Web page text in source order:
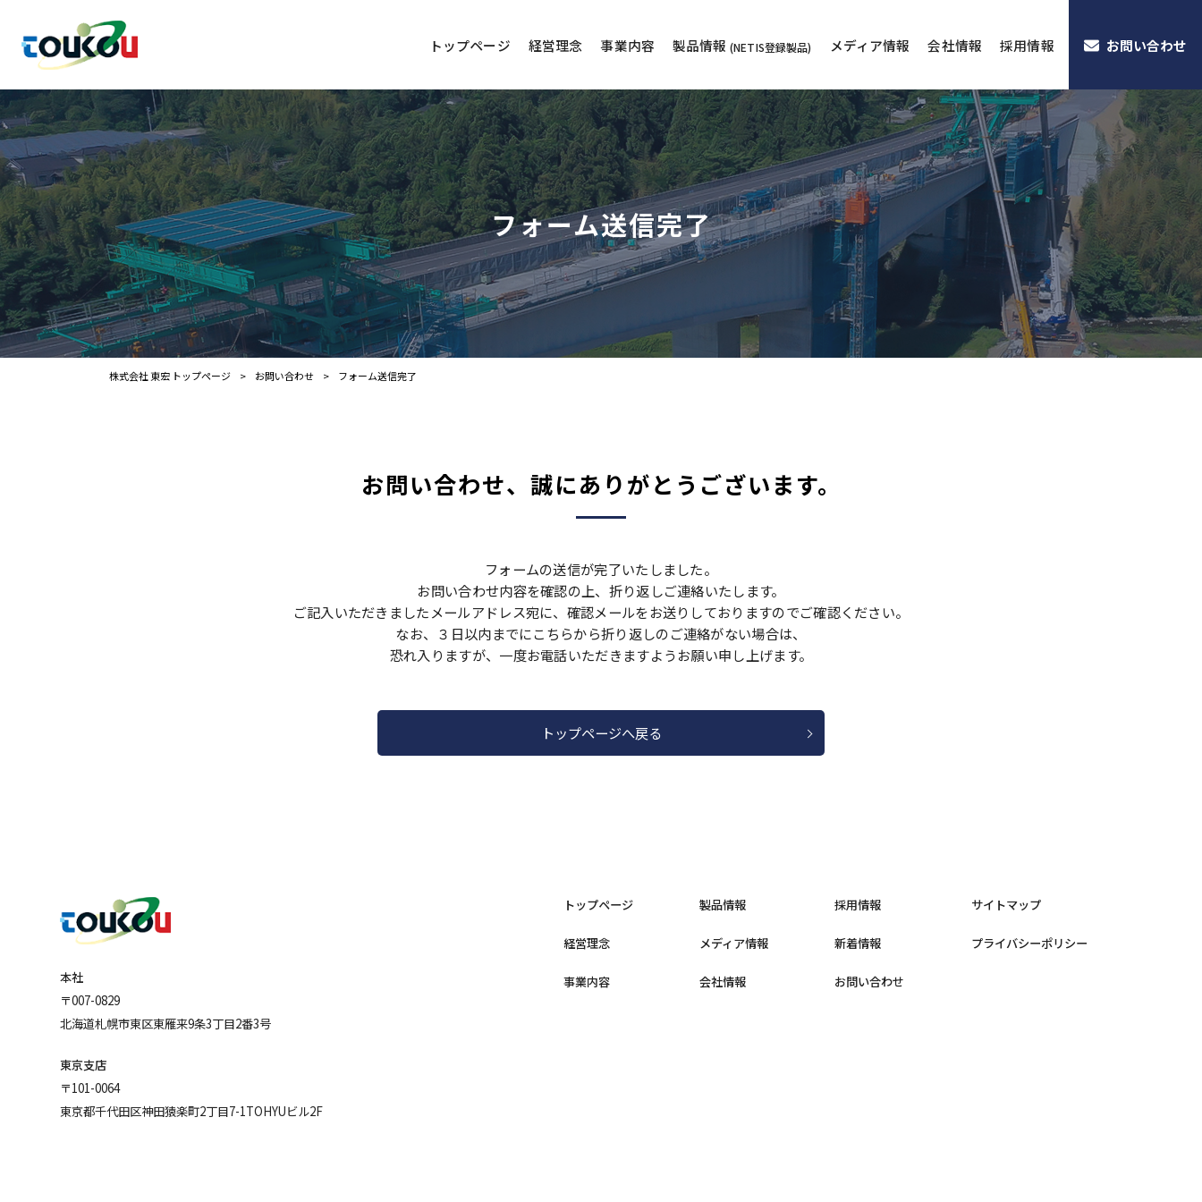
トップページ 経営理念 事業内容 製品情報 メディア情報 会社情報 採用情報 お問い合わせ
フォーム送信完了
株式会社 東宏 トップページ > お問い合わせ > フォーム送信完了
お問い合わせ、誠にありがとうございます。
フォームの送信が完了いたしました。
お問い合わせ内容を確認の上、折り返しご連絡いたします。
ご記入いただきましたメールアドレス宛に、確認メールをお送りしておりますのでご確認ください。
なお、３日以内までにこちらから折り返しのご連絡がない場合は、
恐れ入りますが、一度お電話いただきますようお願い申し上げます。
トップページへ戻る
本社
〒007-0829
北海道札幌市東区東雁来9条3丁目2番3号
東京支店
〒101-0064
東京都千代田区神田猿楽町2丁目7-1TOHYUビル2F
トップページ
経営理念
事業内容
製品情報
メディア情報
会社情報
採用情報
新着情報
お問い合わせ
サイトマップ
プライバシーポリシー